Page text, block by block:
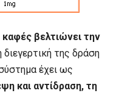
καφές βελτιώνει την
της δράση
έχει ως
και αντίδραση, τη